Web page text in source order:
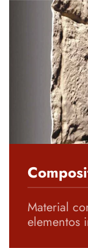
Material
elementos